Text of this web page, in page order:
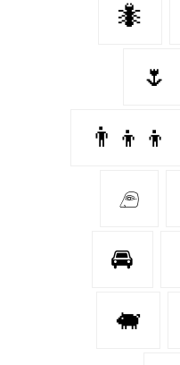
🐜
🌷
👨‍👦‍👦
𓂉
🚘
🐖